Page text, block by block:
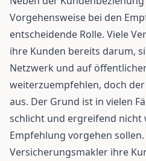
Vorgehensweise bei den
entscheidende Rolle. Viele
ihre Kunden bereits darum,
Netzwerk und auf
weiterzuempfehlen, doch
aus. Der Grund ist in vielen
schlicht und ergreifend nicht
Empfehlung vorgehen
Versicherungsmakler ihre